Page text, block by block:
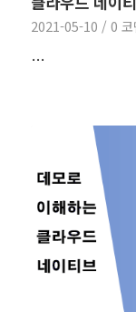
2021-05-10 / 0
…